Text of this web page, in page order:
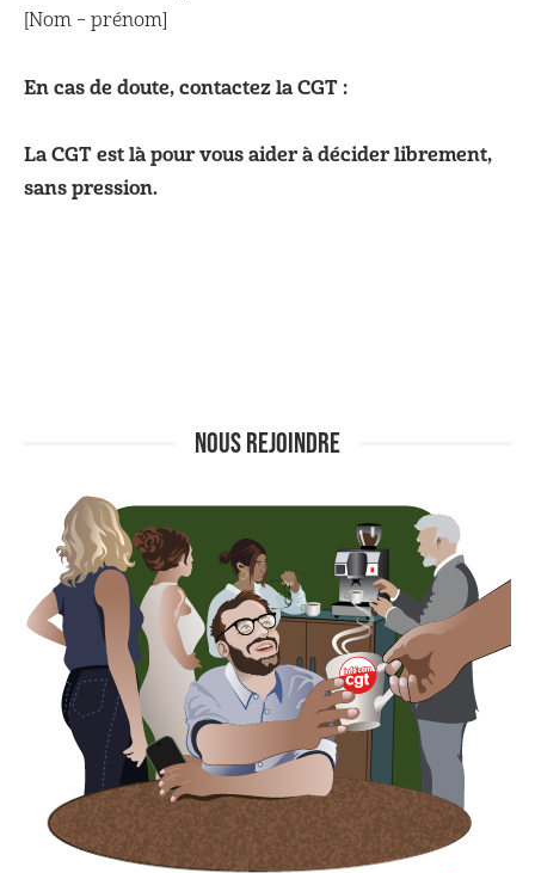
[Nom – prénom]
En cas de doute, contactez la CGT :
La CGT est là pour vous aider à décider librement,
sans pression.
NOUS REJOINDRE